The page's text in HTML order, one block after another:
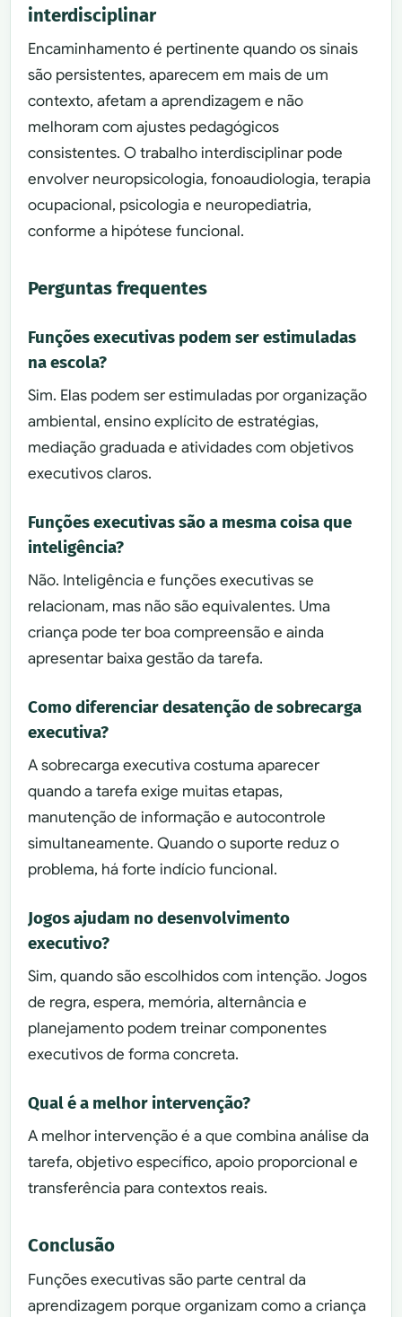
interdisciplinar
Encaminhamento é pertinente quando os sinais
são persistentes, aparecem em mais de um
contexto, afetam a aprendizagem e não
melhoram com ajustes pedagógicos
consistentes. O trabalho interdisciplinar pode
envolver neuropsicologia, fonoaudiologia, terapia
ocupacional, psicologia e neuropediatria,
conforme a hipótese funcional.
Perguntas frequentes
Funções executivas podem ser estimuladas
na escola?
Sim. Elas podem ser estimuladas por organização
ambiental, ensino explícito de estratégias,
mediação graduada e atividades com objetivos
executivos claros.
Funções executivas são a mesma coisa que
inteligência?
Não. Inteligência e funções executivas se
relacionam, mas não são equivalentes. Uma
criança pode ter boa compreensão e ainda
apresentar baixa gestão da tarefa.
Como diferenciar desatenção de sobrecarga
executiva?
A sobrecarga executiva costuma aparecer
quando a tarefa exige muitas etapas,
manutenção de informação e autocontrole
simultaneamente. Quando o suporte reduz o
problema, há forte indício funcional.
Jogos ajudam no desenvolvimento
executivo?
Sim, quando são escolhidos com intenção. Jogos
de regra, espera, memória, alternância e
planejamento podem treinar componentes
executivos de forma concreta.
Qual é a melhor intervenção?
A melhor intervenção é a que combina análise da
tarefa, objetivo específico, apoio proporcional e
transferência para contextos reais.
Conclusão
Funções executivas são parte central da
aprendizagem porque organizam como a criança